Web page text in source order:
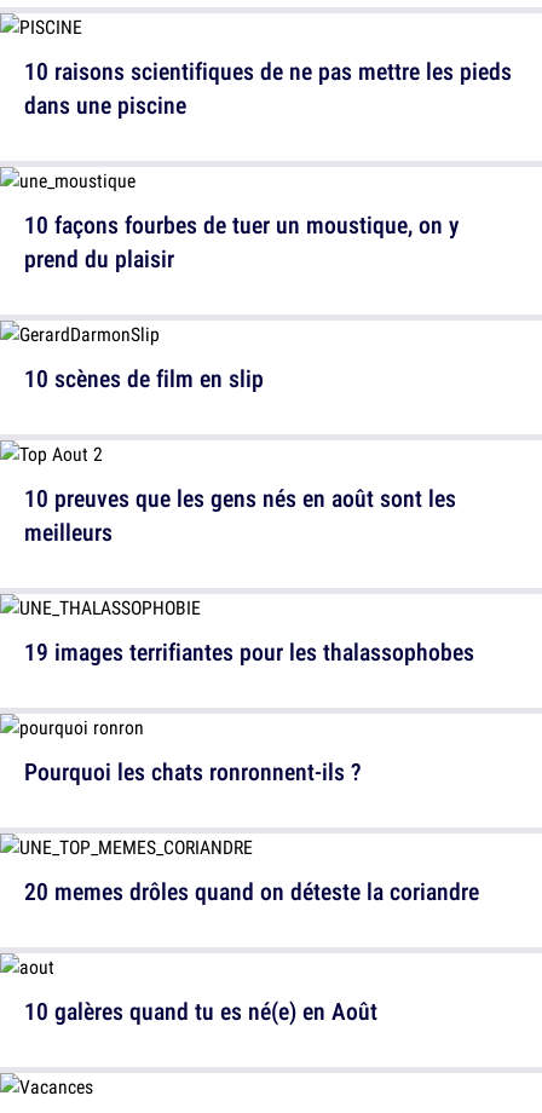
10 raisons scientifiques de ne pas mettre les pieds
dans une piscine
10 scènes de film en slip
19 images terrifiantes pour les thalassophobes
20 memes drôles quand on déteste la coriandre
10 façons fourbes de tuer un moustique, on y
prend du plaisir
10 preuves que les gens nés en août sont les
meilleurs
Pourquoi les chats ronronnent-ils ?
10 galères quand tu es né(e) en Août